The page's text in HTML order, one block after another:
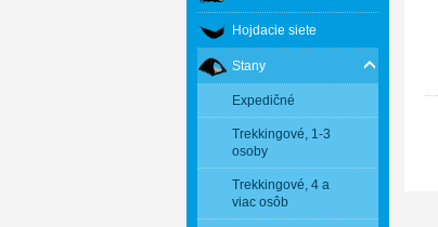
Hojdacie siete
Stany
Expedičné
Trekkingové, 1-3
osoby
Trekkingové, 4 a
viac osôb